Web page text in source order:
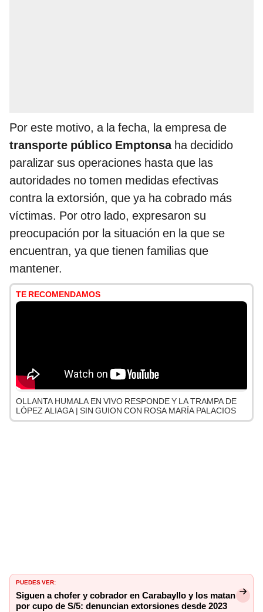
Por este motivo, a la fecha, la empresa de
transporte público Emptonsaha decidido
paralizar sus operaciones hasta que las
autoridades no tomen medidas efectivas
contra la extorsión, que ya ha cobrado más
víctimas. Por otro lado, expresaron su
preocupación por la situación en la que se
encuentran, ya que tienen familias que
mantener.
TE RECOMENDAMOS
OLLANTA HUMALA EN VIVO RESPONDE Y LA TRAMPA DE
LÓPEZ ALIAGA | SIN GUION CON ROSA MARÍA PALACIOS
PUEDES VER:
Siguen a chofer y cobrador en Carabayllo y los matan
por cupo de S/5: denuncian extorsiones desde 2023